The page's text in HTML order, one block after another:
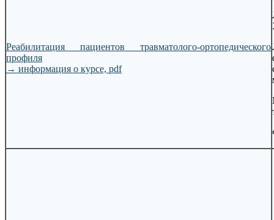
Реабилитация пациентов травматолого-ортопедического
профиля
→ информация о курсе, pdf